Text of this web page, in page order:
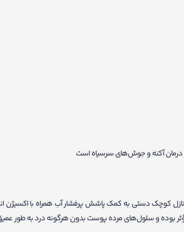
آکنه و جوش‌های سرسیاه است
نازل کوچک دستی به کمک پاشش پرفشار آب همراه با اکسیژن
بوده و سلول‌های مرده پوست بدون هرگونه درد به طور